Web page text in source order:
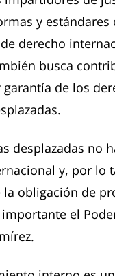
y
derecho
busca
de los
desplazadas no
y, por lo
la obligación de
el